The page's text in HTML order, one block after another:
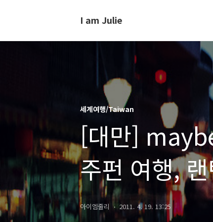
I am Julie
세계여행/Taiwan
[대만]
주펀 여행,
아이엠줄리 2011. 4. 19. 13:25